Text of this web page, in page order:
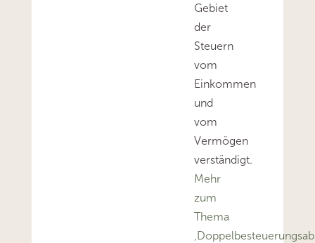
Gebiet
der
Steuern
vom
Einkommen
und
vom
Vermögen
verständigt.
Mehr
zum
Thema